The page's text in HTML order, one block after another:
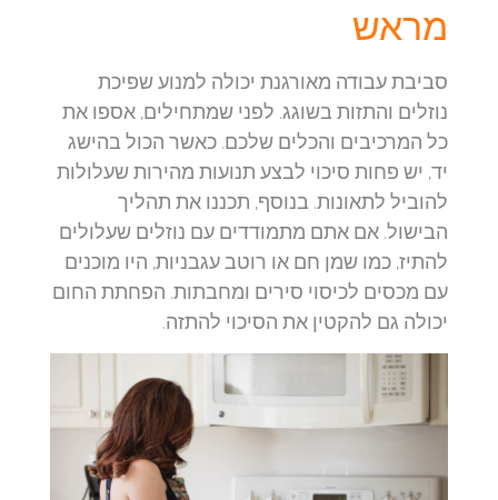
מראש
סביבת עבודה מאורגנת יכולה למנוע שפיכת
נוזלים והתזות בשוגג. לפני שמתחילים, אספו את
כל המרכיבים והכלים שלכם. כאשר הכול בהישג
יד, יש פחות סיכוי לבצע תנועות מהירות שעלולות
להוביל לתאונות. בנוסף, תכננו את תהליך
הבישול. אם אתם מתמודדים עם נוזלים שעלולים
להתיז, כמו שמן חם או רוטב עגבניות, היו מוכנים
עם מכסים לכיסוי סירים ומחבתות. הפחתת החום
יכולה גם להקטין את הסיכוי להתזה.